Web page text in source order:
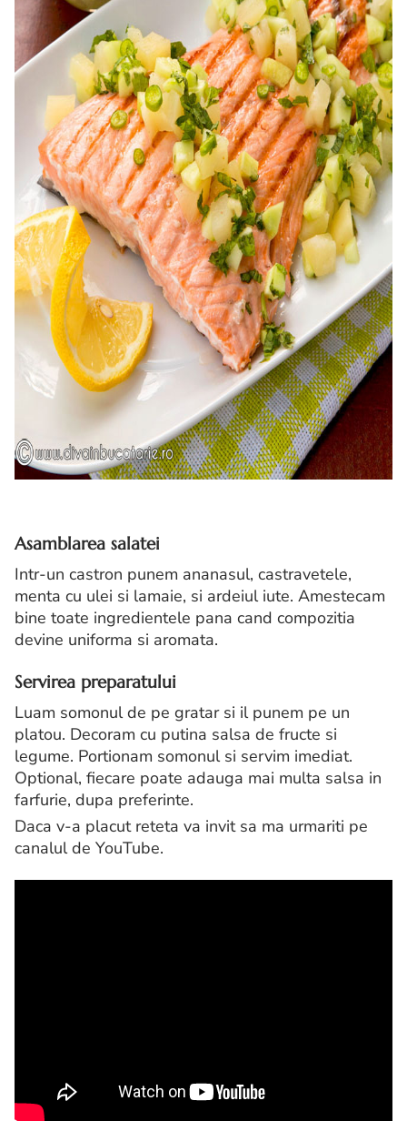
Asamblarea salatei
Intr-un castron punem ananasul, castravetele,
menta cu ulei si lamaie, si ardeiul iute. Amestecam
bine toate ingredientele pana cand compozitia
devine uniforma si aromata.
Servirea preparatului
Luam somonul de pe gratar si il punem pe un
platou. Decoram cu putina salsa de fructe si
legume. Portionam somonul si servim imediat.
Optional, fiecare poate adauga mai multa salsa in
farfurie, dupa preferinte.
Daca v-a placut reteta va invit sa ma urmariti pe
canalul de YouTube.